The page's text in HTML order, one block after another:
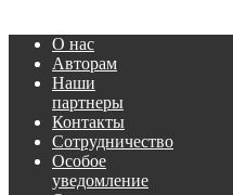
О нас
Авторам
Наши
партнеры
Контакты
Сотрудничество
Особое
уведомление